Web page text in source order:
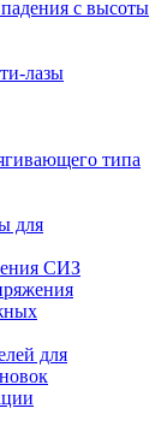
с высоты
лазы
типа
для
СИЗ
для